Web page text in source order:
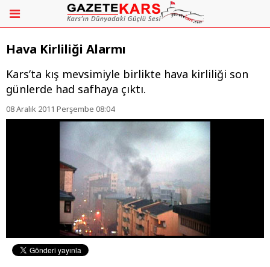
Hava Kirliliği Alarmı
Kars’ta kış mevsimiyle birlikte hava kirliliği son
günlerde had safhaya çıktı.
08 Aralık 2011 Perşembe 08:04